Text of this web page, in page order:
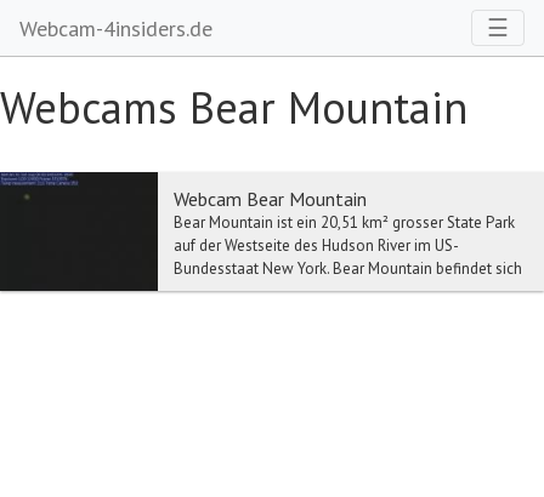
Webcam-4insiders.de ☰
Webcams Bear Mountain
Webcam Bear Mountain
Bear Mountain ist ein 20,51 km² grosser State Park
auf der Westseite des Hudson River im US-
Bundesstaat New York. Bear Mountain befindet sich
in O...